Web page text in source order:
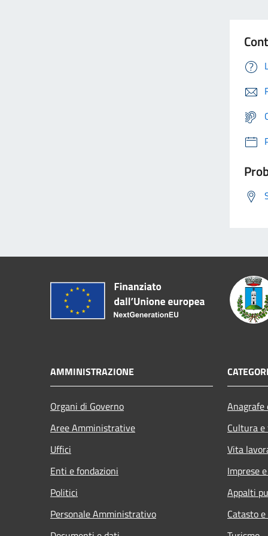
AMMINISTRAZIONE
Organi di Governo
Aree Amministrative
Uffici
Enti e fondazioni
Politici
Personale Amministrativo
Cultura
Vita
Imprese
Appalti
Catasto